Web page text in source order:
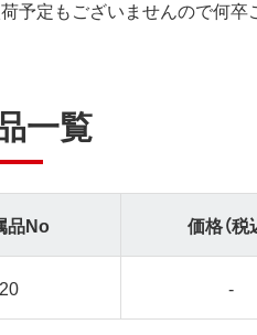
予定もございませんので何卒
一覧
品No 価格（税
20 -